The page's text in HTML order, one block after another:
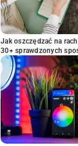
Jak oszczędzać na
30+ sprawdzonych